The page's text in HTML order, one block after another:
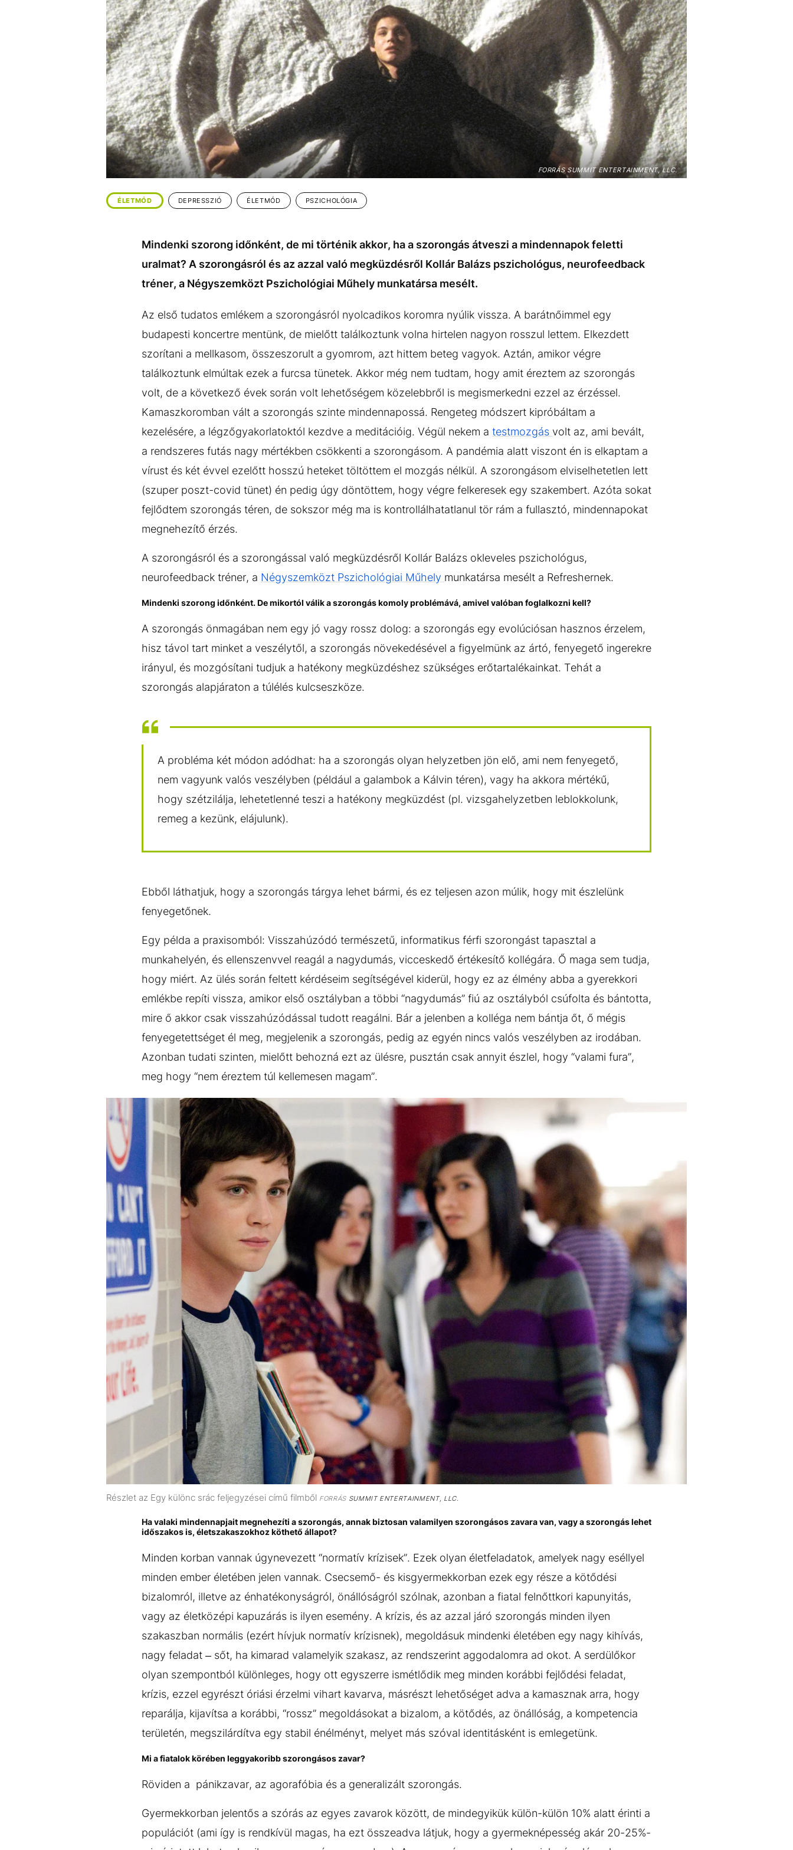
EGYÉB FORMÁTUMOK
Kiemelt tartalmakVideóKvíz
REFRESHER
Médiaajánlat Impresszum
FORRÁS SUMMIT ENTERTAINMENT, LLC.
ÉLETMÓD DEPRESSZIÓ ÉLETMÓD PSZICHOLÓGIA
Mindenki szorong időnként, de mi történik akkor, ha a szorongás átveszi a mindennapok feletti
uralmat? A szorongásról és az azzal való megküzdésről Kollár Balázs pszichológus, neurofeedback
tréner, a Négyszemközt Pszichológiai Műhely munkatársa mesélt.
Az első tudatos emlékem a szorongásról nyolcadikos koromra nyúlik vissza. A barátnőimmel egy
budapesti koncertre mentünk, de mielőtt találkoztunk volna hirtelen nagyon rosszul lettem. Elkezdett
szorítani a mellkasom, összeszorult a gyomrom, azt hittem beteg vagyok. Aztán, amikor végre
találkoztunk elmúltak ezek a furcsa tünetek. Akkor még nem tudtam, hogy amit éreztem az szorongás
volt, de a következő évek során volt lehetőségem közelebbről is megismerkedni ezzel az érzéssel.
Kamaszkoromban vált a szorongás szinte mindennapossá. Rengeteg módszert kipróbáltam a
kezelésére, a légzőgyakorlatoktól kezdve a meditációig. Végül nekem a testmozgás volt az, ami bevált,
a rendszeres futás nagy mértékben csökkenti a szorongásom. A pandémia alatt viszont én is elkaptam a
vírust és két évvel ezelőtt hosszú heteket töltöttem el mozgás nélkül. A szorongásom elviselhetetlen lett
(szuper poszt-covid tünet) én pedig úgy döntöttem, hogy végre felkeresek egy szakembert. Azóta sokat
fejlődtem szorongás téren, de sokszor még ma is kontrollálhatatlanul tör rám a fullasztó, mindennapokat
megnehezítő érzés.
A szorongásról és a szorongással való megküzdésről Kollár Balázs okleveles pszichológus,
neurofeedback tréner, a Négyszemközt Pszichológiai Műhely munkatársa mesélt a Refreshernek.
Mindenki szorong időnként. De mikortól válik a szorongás komoly problémává, amivel valóban foglalkozni kell?
A szorongás önmagában nem egy jó vagy rossz dolog: a szorongás egy evolúciósan hasznos érzelem,
hisz távol tart minket a veszélytől, a szorongás növekedésével a figyelmünk az ártó, fenyegető ingerekre
irányul, és mozgósítani tudjuk a hatékony megküzdéshez szükséges erőtartalékainkat. Tehát a
szorongás alapjáraton a túlélés kulcseszköze.
A probléma két módon adódhat: ha a szorongás olyan helyzetben jön elő, ami nem fenyegető,
nem vagyunk valós veszélyben (például a galambok a Kálvin téren), vagy ha akkora mértékű,
hogy szétzilálja, lehetetlenné teszi a hatékony megküzdést (pl. vizsgahelyzetben leblokkolunk,
remeg a kezünk, elájulunk).
Ebből láthatjuk, hogy a szorongás tárgya lehet bármi, és ez teljesen azon múlik, hogy mit észlelünk
fenyegetőnek.
Egy példa a praxisomból: Visszahúzódó természetű, informatikus férfi szorongást tapasztal a
munkahelyén, és ellenszenvvel reagál a nagydumás, vicceskedő értékesítő kollégára. Ő maga sem tudja,
hogy miért. Az ülés során feltett kérdéseim segítségével kiderül, hogy ez az élmény abba a gyerekkori
emlékbe repíti vissza, amikor első osztályban a többi “nagydumás” fiú az osztályból csúfolta és bántotta,
mire ő akkor csak visszahúzódással tudott reagálni. Bár a jelenben a kolléga nem bántja őt, ő mégis
fenyegetettséget él meg, megjelenik a szorongás, pedig az egyén nincs valós veszélyben az irodában.
Azonban tudati szinten, mielőtt behozná ezt az ülésre, pusztán csak annyit észlel, hogy “valami fura”,
meg hogy “nem éreztem túl kellemesen magam”.
Részlet az Egy különc srác feljegyzései című filmből FORRÁSSUMMIT ENTERTAINMENT, LLC.
Ha valaki mindennapjait megnehezíti a szorongás, annak biztosan valamilyen szorongásos zavara van, vagy a szorongás lehet
időszakos is, életszakaszokhoz köthető állapot?
Minden korban vannak úgynevezett “normatív krízisek”. Ezek olyan életfeladatok, amelyek nagy eséllyel
minden ember életében jelen vannak. Csecsemő- és kisgyermekkorban ezek egy része a kötődési
bizalomról, illetve az énhatékonyságról, önállóságról szólnak, azonban a fiatal felnőttkori kapunyitás,
vagy az életközépi kapuzárás is ilyen esemény. A krízis, és az azzal járó szorongás minden ilyen
szakaszban normális (ezért hívjuk normatív krízisnek), megoldásuk mindenki életében egy nagy kihívás,
nagy feladat – sőt, ha kimarad valamelyik szakasz, az rendszerint aggodalomra ad okot. A serdülőkor
olyan szempontból különleges, hogy ott egyszerre ismétlődik meg minden korábbi fejlődési feladat,
krízis, ezzel egyrészt óriási érzelmi vihart kavarva, másrészt lehetőséget adva a kamasznak arra, hogy
reparálja, kijavítsa a korábbi, “rossz” megoldásokat a bizalom, a kötődés, az önállóság, a kompetencia
területén, megszilárdítva egy stabil énélményt, melyet más szóval identitásként is emlegetünk.
Mi a fiatalok körében leggyakoribb szorongásos zavar?
Röviden a pánikzavar, az agorafóbia és a generalizált szorongás.
Gyermekkorban jelentős a szórás az egyes zavarok között, de mindegyikük külön-külön 10% alatt érinti a
populációt (ami így is rendkívül magas, ha ezt összeadva látjuk, hogy a gyermeknépesség akár 20-25%-